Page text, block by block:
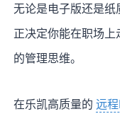
无论是电子版还是
正决定你能在职场
的管理思维。
在乐凯高质量的 远